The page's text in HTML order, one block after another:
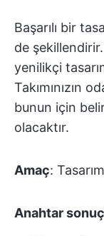
Başarılı bir
de
yenilikçi
Takımınızın
bunun için
olacaktır.
Amaç:
Anahtar